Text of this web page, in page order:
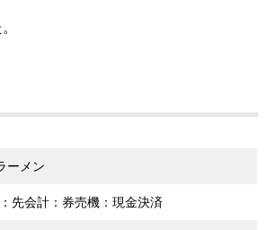
ーメン
先会計：券売機：現金決済